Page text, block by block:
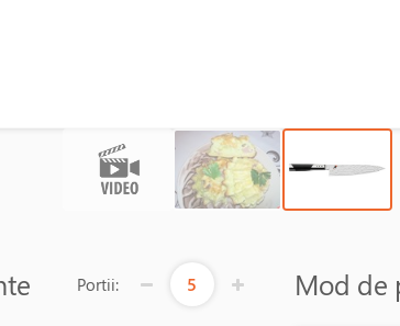
Portii: 5 Mod de